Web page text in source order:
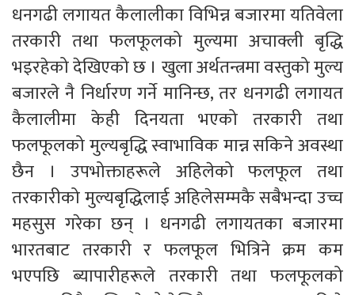
धनगढी लगायत कैलालीका विभिन्न बजारमा यतिवेला
तरकारी तथा फलफूलको मुल्यमा अचाक्ली बृद्धि
भइरहेको देखिएको छ । खुला अर्थतन्त्रमा वस्तुको मुल्य
बजारले नै निर्धारण गर्ने मानिन्छ, तर धनगढी लगायत
कैलालीमा केही दिनयता भएको तरकारी तथा
फलफूलको मुल्यबृद्धि स्वाभाविक मान्न सकिने अवस्था
छैन । उपभोक्ताहरूले अहिलेको फलफूल तथा
तरकारीको मुल्यबृद्धिलाई अहिलेसम्मकै सबैभन्दा उच्च
महसुस गरेका छन् । धनगढी लगायतका बजारमा
भारतबाट तरकारी र फलफूल भित्रिने क्रम कम
भएपछि ब्यापारीहरूले तरकारी तथा फलफूलको